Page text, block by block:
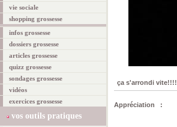
vie sociale
shopping grossesse
infos grossesse
dossiers grossesse
articles grossesse
quizz grossesse
sondages grossesse
vidéos
exercices grossesse
vos outils pratiques
ça s'arrondi vite!!!!
Appréciation :